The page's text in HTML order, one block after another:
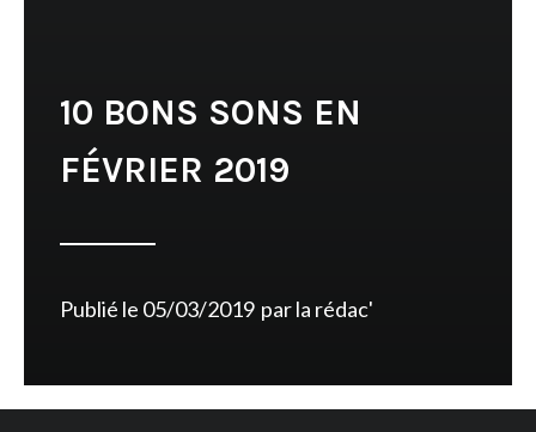
10 BONS SONS EN
FÉVRIER 2019
Publié le 05/03/2019 parla rédac'